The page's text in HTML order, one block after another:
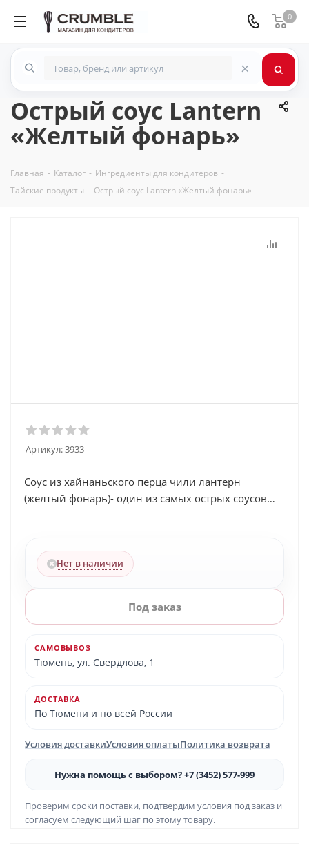
0
×
Острый соус Lantern
«Желтый фонарь»
Главная - Каталог - Ингредиенты для кондитеров -
Тайские продукты - Острый соус Lantern «Желтый фонарь»
Артикул:3933
Соус из хайнаньского перца чили лантерн
(желтый фонарь)- один из самых острых соусов
Нет в наличии
Под заказ
САМОВЫВОЗ
Тюмень, ул. Свердлова, 1
ДОСТАВКА
По Тюмени и по всей России
Условия доставкиУсловия оплатыПолитика возврата
Нужна помощь с выбором? +7 (3452) 577-999
Проверим сроки поставки, подтвердим условия под заказ и
согласуем следующий шаг по этому товару.